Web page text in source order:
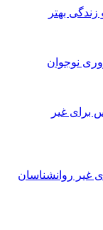
بهتر
نوجوان
برای غیر
غیر روانشناسان